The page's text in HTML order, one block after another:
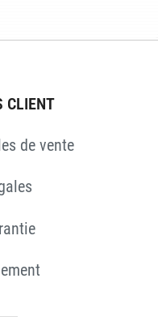
CLIENT
de vente